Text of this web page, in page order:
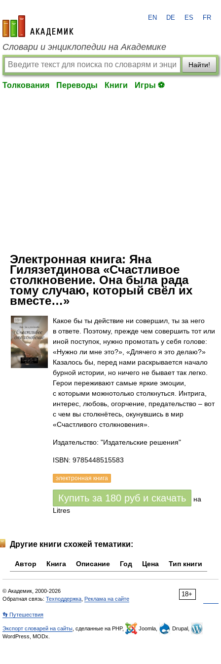
academic.ru
EN DE ES FR
Словари и энциклопедии на Академике
Найти!
Толкования Переводы Книги Игры ⚽
Электронная книга: Яна
Гилязетдинова «Счастливое
столкновение. Она была рада
тому случаю, который свёл их
вместе…»
Какое бы ты действие ни совершил, ты за него
в ответе. Поэтому, прежде чем совершить тот или
иной поступок, нужно промотать у себя голове:
«Нужно ли мне это?», «Длячего я это делаю?»
Казалось бы, перед нами раскрывается начало
бурной истории, но ничего не бывает так легко.
Герои переживают самые яркие эмоции,
с которыми можнотолько столкнуться. Интрига,
интерес, любовь, огорчение, предательство – вот
с чем вы столкнётесь, окунувшись в мир
«Счастливого столкновения».
Издательство: "Издательские решения"
ISBN: 9785448515583
электронная книга
Купить за 180 руб и скачать
на
Litres
Другие книги схожей тематики:
Автор Книга Описание Год Цена Тип книги
18+
© Академик, 2000-2026
Обратная связь: Техподдержка Реклама на сайте
👣 Путешествия
Экспорт словарей на сайты , сделанные на PHP, Joomla,
Drupal,
WordPress, MODx.